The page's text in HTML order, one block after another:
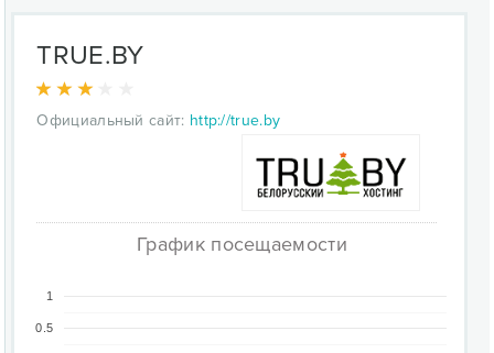
TRUE.BY
Официальный сайт: http://true.by
График посещаемости
0.5
1